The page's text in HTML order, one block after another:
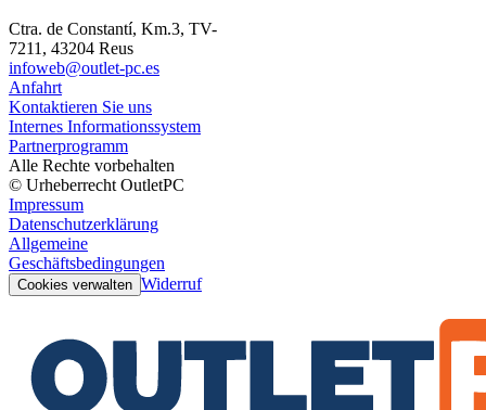
Ctra. de Constantí, Km.3, TV-
7211, 43204 Reus
infoweb@outlet-pc.es
Anfahrt
Kontaktieren Sie uns
Internes Informationssystem
Partnerprogramm
Alle Rechte vorbehalten
© Urheberrecht OutletPC
Impressum
Datenschutzerklärung
Allgemeine
Geschäftsbedingungen
Cookies verwalten Widerruf